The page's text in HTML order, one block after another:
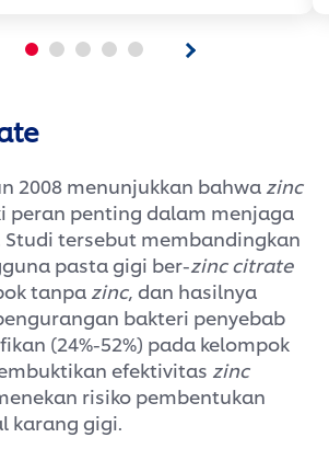
sekali menangkap
gigi tampak kuning
Ultra White juga
dan memperbaiki enamel
Diformulasikan dengan
C yang mencerahkan
pertama, dan
HAP yang memutihkan
enamel barrier.
untuk gigi sensitif berkat
Technology Patented
yang memberikan
kecerahan gigi sejak
2008 menunjukkan bahwa zinc
peran penting dalam menjaga
Studi tersebut membandingkan
pasta gigi ber-zinc citrate
tanpa zinc, dan hasilnya
bakteri penyebab
(24%-52%) pada kelompok
efektivitas zinc
risiko pembentukan
karang gigi.